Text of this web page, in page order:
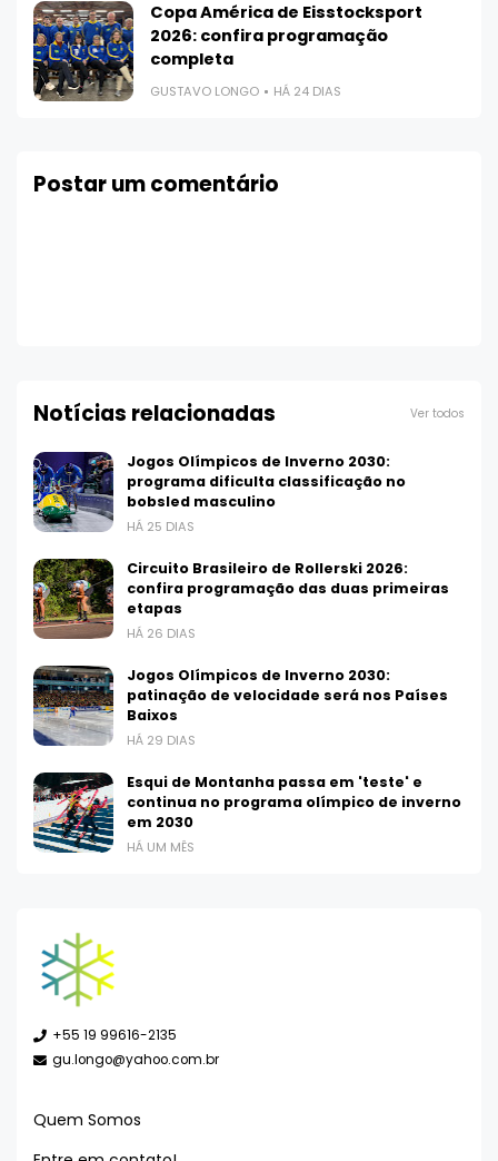
Copa América de Eisstocksport
2026: confira programação
completa
GUSTAVO LONGO HÁ 24 DIAS
Postar um comentário
Notícias relacionadas Ver todos
Jogos Olímpicos de Inverno 2030:
programa dificulta classificação no
bobsled masculino
HÁ 25 DIAS
Circuito Brasileiro de Rollerski 2026:
confira programação das duas primeiras
etapas
HÁ 26 DIAS
Jogos Olímpicos de Inverno 2030:
patinação de velocidade será nos Países
Baixos
HÁ 29 DIAS
Esqui de Montanha passa em 'teste' e
continua no programa olímpico de inverno
em 2030
HÁ UM MÊS
+55 19 99616-2135
gu.longo@yahoo.com.br
Quem Somos